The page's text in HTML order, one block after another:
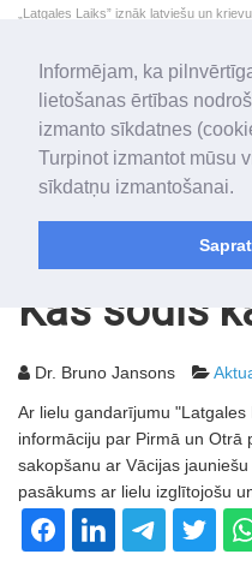
Informējam, ka
lietošanas ērtības
izmanto sīkdatnes
Turpinot izmantot mūsu
sīkdatņu izmantošanai.
„Latgales Laiks” iznāk latviešu un
„Latgales Laiks” latviešu valodā
2026. gada 8. augusts
Sestdiena
Mudīte, Vladislava, Vladislavs
Kas sodīs
Dr. Bruno Jansons
Ar lielu gandarījumu
informāciju par Pirmā un Otrā
sakopšanu ar Vācijas
pasākums ar lielu izglītojošu